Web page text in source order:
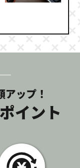
ップ！
イント